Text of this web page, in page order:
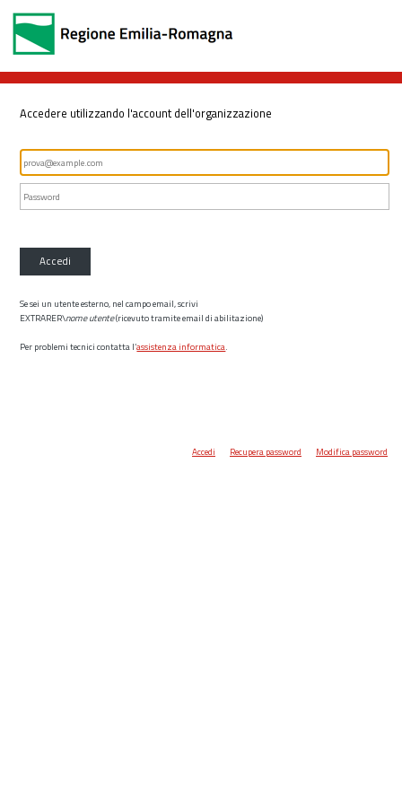
Accedere utilizzando l'account dell'organizzazione
Accedi
Se sei un utente esterno, nel campo email, scrivi
EXTRARER\nome utente(ricevuto tramite email di abilitazione)
Per problemi tecnici contatta l’assistenza informatica.
Accedi Recupera password Modifica password